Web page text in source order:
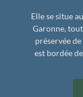
Elle se situe
Garonne,
préservée
est bordée